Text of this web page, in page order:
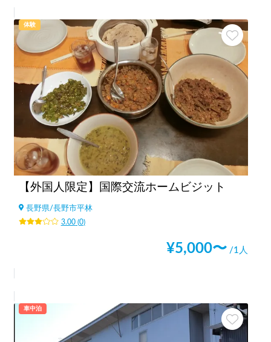
体験
【外国人限定】国際交流ホームビジット
長野県/長野市平林
3.00(0)
¥5,000〜 /1人
車中泊